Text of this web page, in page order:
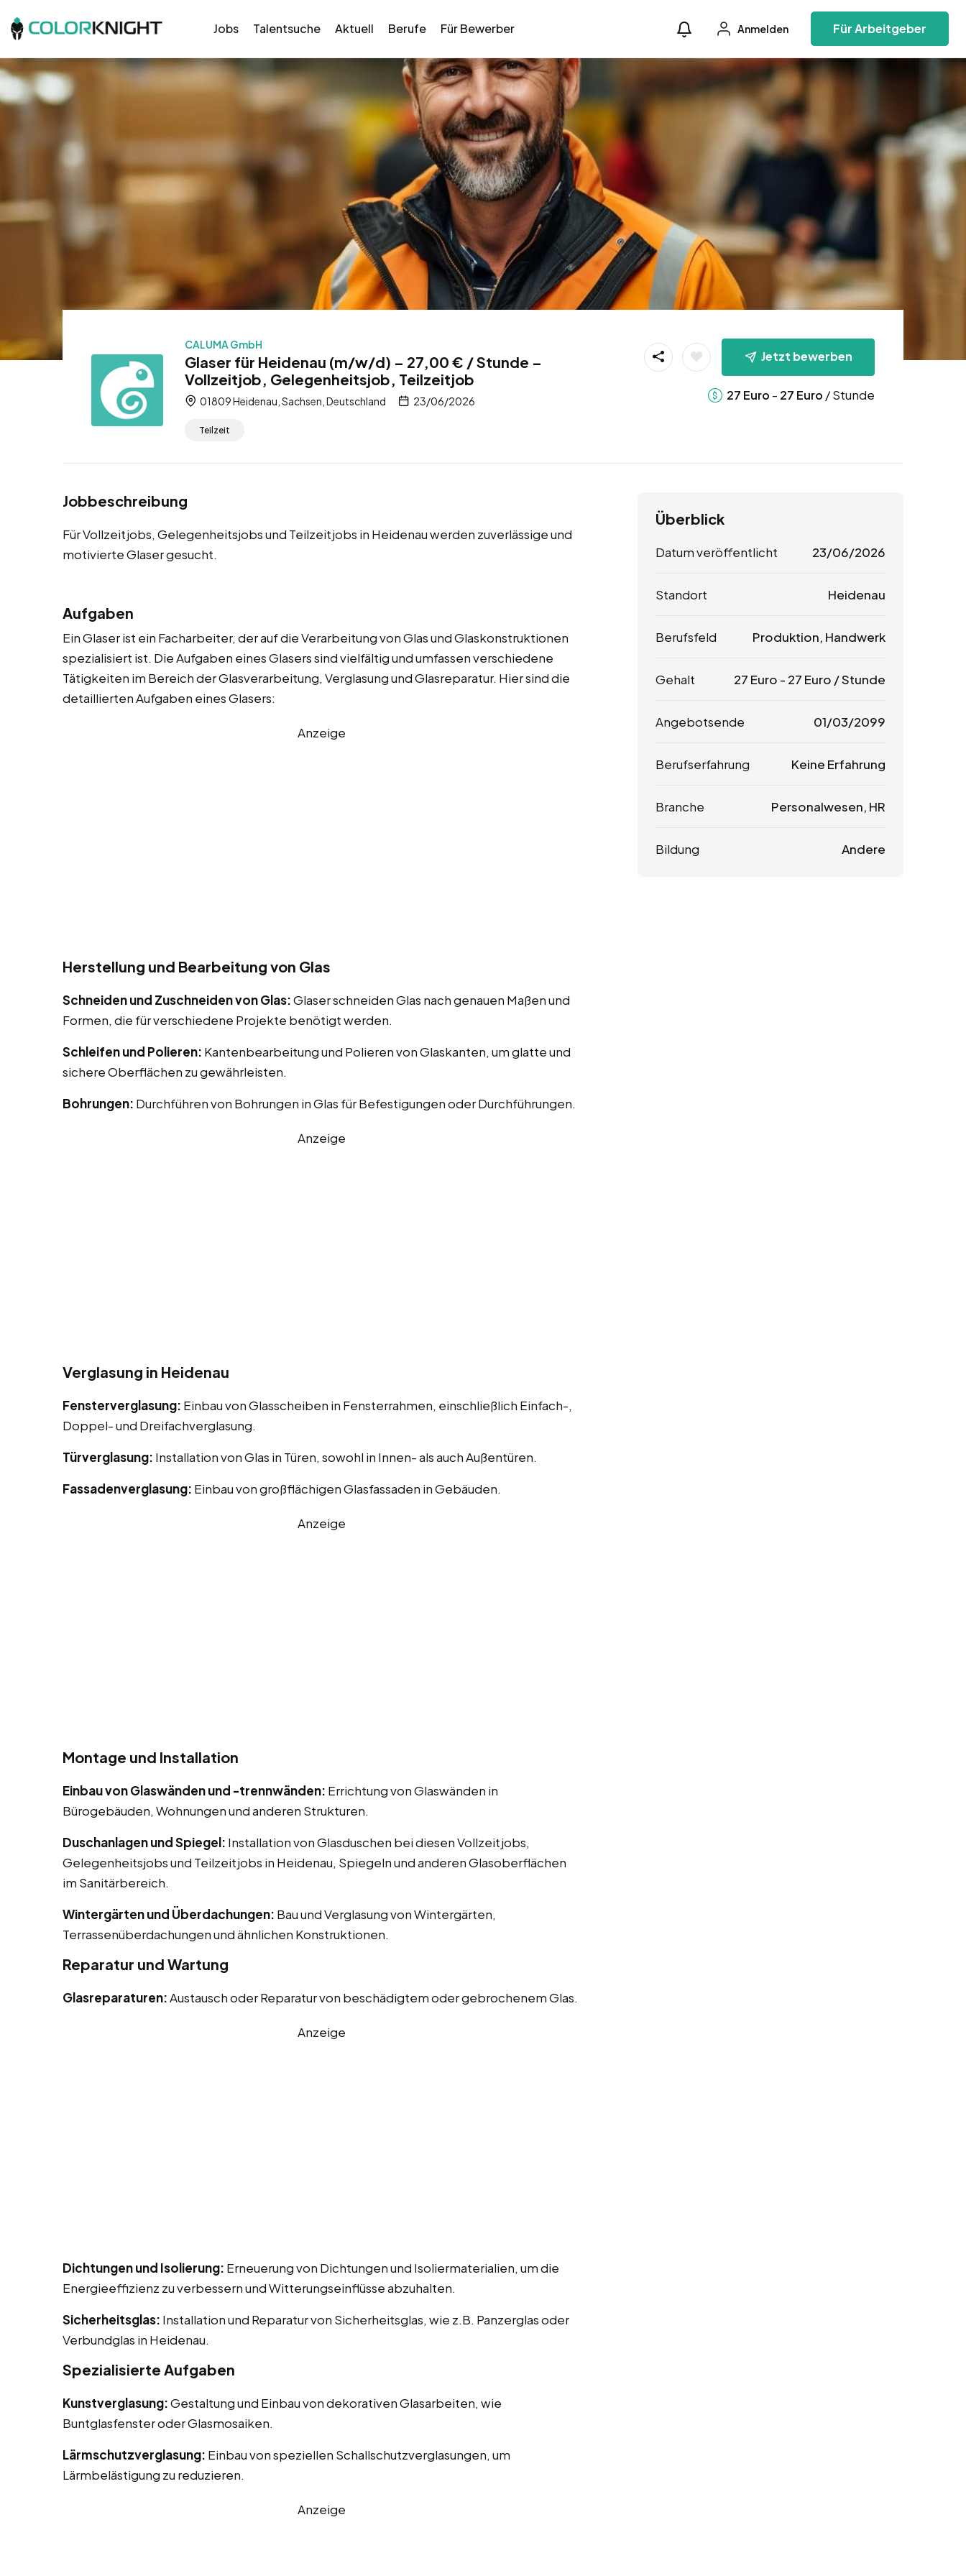
Jobs Talentsuche Aktuell Berufe Für Bewerber Anmelden Für Arbeitgeber
CALUMA GmbH
Glaser für Heidenau (m/w/d) – 27,00 € / Stunde –
Vollzeitjob, Gelegenheitsjob, Teilzeitjob
01809 Heidenau, Sachsen, Deutschland 23/06/2026
Teilzeit
Jetzt bewerben
27 Euro - 27 Euro / Stunde
Jobbeschreibung
Für Vollzeitjobs, Gelegenheitsjobs und Teilzeitjobs in Heidenau werden zuverlässige und
motivierte Glaser gesucht.
Aufgaben
Ein Glaser ist ein Facharbeiter, der auf die Verarbeitung von Glas und Glaskonstruktionen
spezialisiert ist. Die Aufgaben eines Glasers sind vielfältig und umfassen verschiedene
Tätigkeiten im Bereich der Glasverarbeitung, Verglasung und Glasreparatur. Hier sind die
detaillierten Aufgaben eines Glasers:
Anzeige
Herstellung und Bearbeitung von Glas
Schneiden und Zuschneiden von Glas:Glaser schneiden Glas nach genauen Maßen und
Formen, die für verschiedene Projekte benötigt werden.
Schleifen und Polieren: Kantenbearbeitung und Polieren von Glaskanten, um glatte und
sichere Oberflächen zu gewährleisten.
Bohrungen: Durchführen von Bohrungen in Glas für Befestigungen oder Durchführungen.
Anzeige
Verglasung in Heidenau
Fensterverglasung: Einbau von Glasscheiben in Fensterrahmen, einschließlich Einfach-,
Doppel- und Dreifachverglasung.
Türverglasung: Installation von Glas in Türen, sowohl in Innen- als auch Außentüren.
Fassadenverglasung: Einbau von großflächigen Glasfassaden in Gebäuden.
Anzeige
Montage und Installation
Einbau von Glaswänden und -trennwänden: Errichtung von Glaswänden in
Bürogebäuden, Wohnungen und anderen Strukturen.
Duschanlagen und Spiegel: Installation von Glasduschen bei diesen Vollzeitjobs,
Gelegenheitsjobs und Teilzeitjobs in Heidenau, Spiegeln und anderen Glasoberflächen
im Sanitärbereich.
Wintergärten und Überdachungen: Bau und Verglasung von Wintergärten,
Terrassenüberdachungen und ähnlichen Konstruktionen.
Reparatur und Wartung
Glasreparaturen:Austausch oder Reparatur von beschädigtem oder gebrochenem Glas.
Anzeige
Dichtungen und Isolierung: Erneuerung von Dichtungen und Isoliermaterialien, um die
Energieeffizienz zu verbessern und Witterungseinflüsse abzuhalten.
Sicherheitsglas: Installation und Reparatur von Sicherheitsglas, wie z.B. Panzerglas oder
Verbundglas in Heidenau.
Spezialisierte Aufgaben
Kunstverglasung:Gestaltung und Einbau von dekorativen Glasarbeiten, wie
Buntglasfenster oder Glasmosaiken.
Lärmschutzverglasung: Einbau von speziellen Schallschutzverglasungen, um
Lärmbelästigung zu reduzieren.
Anzeige
Überblick
Datum veröffentlicht 23/06/2026
Standort Heidenau
Berufsfeld Produktion, Handwerk
Gehalt 27 Euro - 27 Euro / Stunde
Angebotsende 01/03/2099
Berufserfahrung Keine Erfahrung
Branche Personalwesen, HR
Bildung Andere